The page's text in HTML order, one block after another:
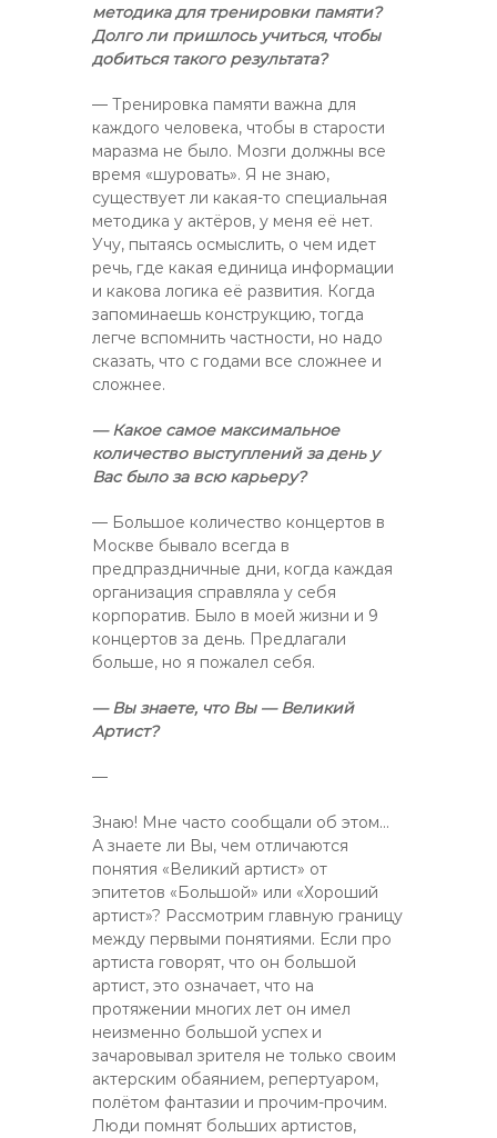
методика для тренировки памяти?
Долго ли пришлось учиться, чтобы
добиться такого результата?
— Тренировка памяти важна для
каждого человека, чтобы в старости
маразма не было. Мозги должны все
время «шуровать». Я не знаю,
существует ли какая-то специальная
методика у актёров, у меня её нет.
Учу, пытаясь осмыслить, о чем идет
речь, где какая единица информации
и какова логика её развития. Когда
запоминаешь конструкцию, тогда
легче вспомнить частности, но надо
сказать, что с годами все сложнее и
сложнее.
— Какое самое максимальное
количество выступлений за день у
Вас было за всю карьеру?
— Большое количество концертов в
Москве бывало всегда в
предпраздничные дни, когда каждая
организация справляла у себя
корпоратив. Было в моей жизни и 9
концертов за день. Предлагали
больше, но я пожалел себя.
— Вы знаете, что Вы — Великий
Артист?
—
Знаю! Мне часто сообщали об этом…
А знаете ли Вы, чем отличаются
понятия «Великий артист» от
эпитетов «Большой» или «Хороший
артист»? Рассмотрим главную границу
между первыми понятиями. Если про
артиста говорят, что он большой
артист, это означает, что на
протяжении многих лет он имел
неизменно большой успех и
зачаровывал зрителя не только своим
актерским обаянием, репертуаром,
полётом фантазии и прочим-прочим.
Люди помнят больших артистов,